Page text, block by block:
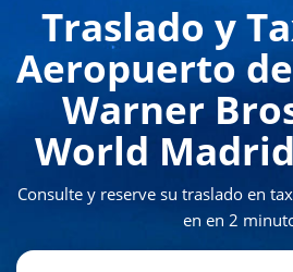
Traslado y
Aeropuerto
Warner
World
Consulte y reserve su traslado en
en en 2